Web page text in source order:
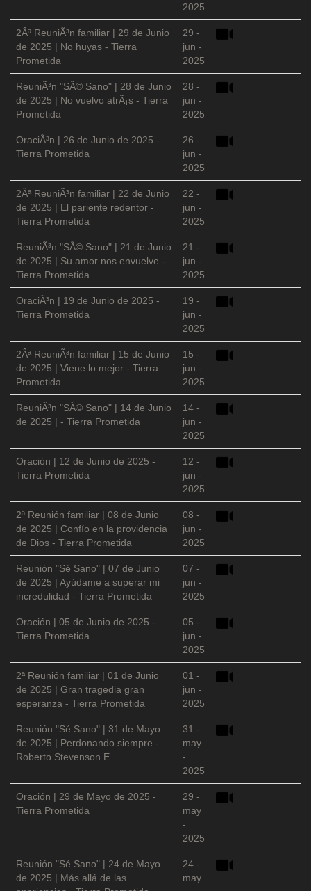
2025
2Âª ReuniÃ³n familiar | 29 de Junio
de 2025 | No huyas - Tierra
Prometida
29 -
jun -
2025
ReuniÃ³n "SÃ© Sano" | 28 de Junio
de 2025 | No vuelvo atrÃ¡s - Tierra
Prometida
28 -
jun -
2025
OraciÃ³n | 26 de Junio de 2025 -
Tierra Prometida
26 -
jun -
2025
2Âª ReuniÃ³n familiar | 22 de Junio
de 2025 | El pariente redentor -
Tierra Prometida
22 -
jun -
2025
ReuniÃ³n "SÃ© Sano" | 21 de Junio
de 2025 | Su amor nos envuelve -
Tierra Prometida
21 -
jun -
2025
OraciÃ³n | 19 de Junio de 2025 -
Tierra Prometida
19 -
jun -
2025
2Âª ReuniÃ³n familiar | 15 de Junio
de 2025 | Viene lo mejor - Tierra
Prometida
15 -
jun -
2025
ReuniÃ³n "SÃ© Sano" | 14 de Junio
de 2025 | - Tierra Prometida
14 -
jun -
2025
Oración | 12 de Junio de 2025 -
Tierra Prometida
12 -
jun -
2025
2ª Reunión familiar | 08 de Junio
de 2025 | Confío en la providencia
de Dios - Tierra Prometida
08 -
jun -
2025
Reunión "Sé Sano" | 07 de Junio
de 2025 | Ayúdame a superar mi
incredulidad - Tierra Prometida
07 -
jun -
2025
Oración | 05 de Junio de 2025 -
Tierra Prometida
05 -
jun -
2025
2ª Reunión familiar | 01 de Junio
de 2025 | Gran tragedia gran
esperanza - Tierra Prometida
01 -
jun -
2025
Reunión "Sé Sano" | 31 de Mayo
de 2025 | Perdonando siempre -
Roberto Stevenson E.
31 -
may
-
2025
Oración | 29 de Mayo de 2025 -
Tierra Prometida
29 -
may
-
2025
Reunión "Sé Sano" | 24 de Mayo
de 2025 | Más allá de las
24 -
may